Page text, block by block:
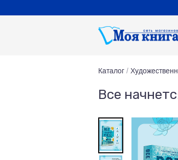
Каталог /
Все